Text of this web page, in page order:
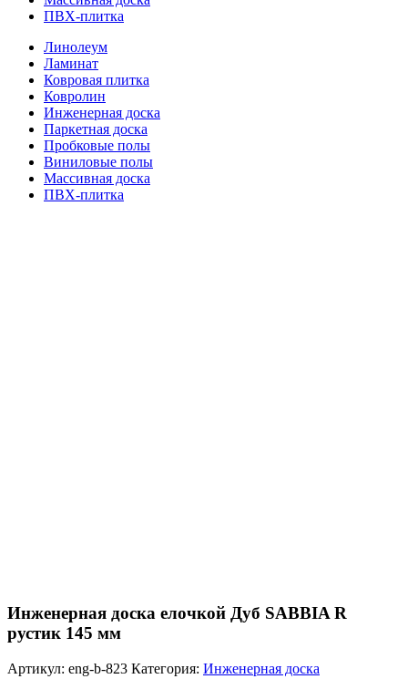
ПВХ-плитка
Линолеум
Ламинат
Ковровая плитка
Ковролин
Инженерная доска
Паркетная доска
Пробковые полы
Виниловые полы
Массивная доска
ПВХ-плитка
Инженерная доска елочкой Дуб SABBIA R
рустик 145 мм
Артикул: eng-b-823 Категория: Инженерная доска